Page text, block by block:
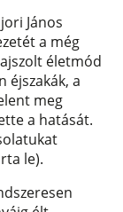
János
a még
életmód
éjszakák, a
meg
a hatását.
le).